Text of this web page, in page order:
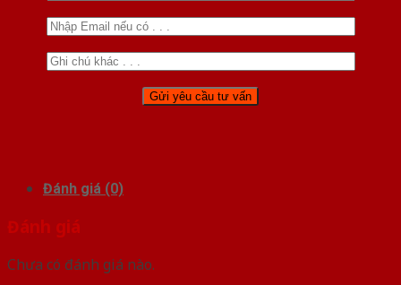
Đánh giá (0)
Đánh giá
Chưa có đánh giá nào.